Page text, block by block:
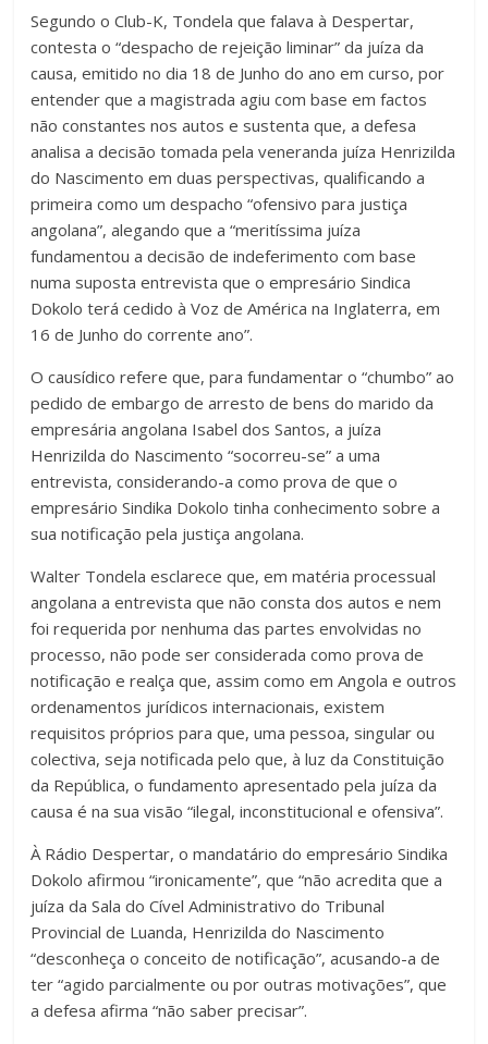
Segundo o Club-K, Tondela que falava à Despertar,
contesta o “despacho de rejeição liminar” da juíza da
causa, emitido no dia 18 de Junho do ano em curso, por
entender que a magistrada agiu com base em factos
não constantes nos autos e sustenta que, a defesa
analisa a decisão tomada pela veneranda juíza Henrizilda
do Nascimento em duas perspectivas, qualificando a
primeira como um despacho “ofensivo para justiça
angolana”, alegando que a “meritíssima juíza
fundamentou a decisão de indeferimento com base
numa suposta entrevista que o empresário Sindica
Dokolo terá cedido à Voz de América na Inglaterra, em
16 de Junho do corrente ano”.
O causídico refere que, para fundamentar o “chumbo” ao
pedido de embargo de arresto de bens do marido da
empresária angolana Isabel dos Santos, a juíza
Henrizilda do Nascimento “socorreu-se” a uma
entrevista, considerando-a como prova de que o
empresário Sindika Dokolo tinha conhecimento sobre a
sua notificação pela justiça angolana.
Walter Tondela esclarece que, em matéria processual
angolana a entrevista que não consta dos autos e nem
foi requerida por nenhuma das partes envolvidas no
processo, não pode ser considerada como prova de
notificação e realça que, assim como em Angola e outros
ordenamentos jurídicos internacionais, existem
requisitos próprios para que, uma pessoa, singular ou
colectiva, seja notificada pelo que, à luz da Constituição
da República, o fundamento apresentado pela juíza da
causa é na sua visão “ilegal, inconstitucional e ofensiva”.
À Rádio Despertar, o mandatário do empresário Sindika
Dokolo afirmou “ironicamente”, que “não acredita que a
juíza da Sala do Cível Administrativo do Tribunal
Provincial de Luanda, Henrizilda do Nascimento
“desconheça o conceito de notificação”, acusando-a de
ter “agido parcialmente ou por outras motivações”, que
a defesa afirma “não saber precisar”.